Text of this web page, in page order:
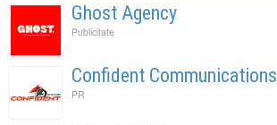
Ghost Agency
Publicitate
Confident Communications
PR